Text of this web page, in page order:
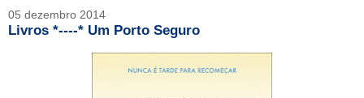
05 dezembro 2014
Livros *----* Um Porto Seguro